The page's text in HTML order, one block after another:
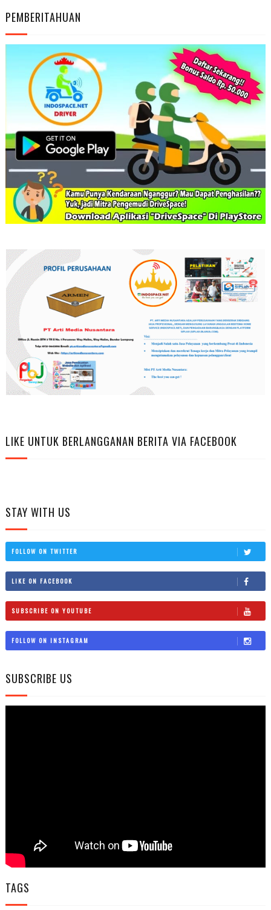
PEMBERITAHUAN
LIKE UNTUK BERLANGGANAN BERITA VIA FACEBOOK
STAY WITH US
FOLLOW ON TWITTER
LIKE ON FACEBOOK
SUBSCRIBE ON YOUTUBE
FOLLOW ON INSTAGRAM
SUBSCRIBE US
TAGS